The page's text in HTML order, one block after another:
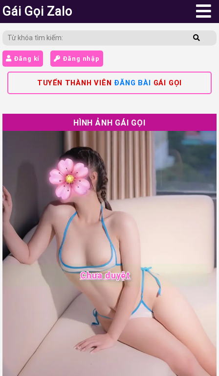
Gái Gọi Zalo
Đăng kí Đăng nhập
TUYỂN THÀNH VIÊN ĐĂNG BÀI GÁI GỌI
HÌNH ẢNH GÁI GỌI
Chưa duyệt